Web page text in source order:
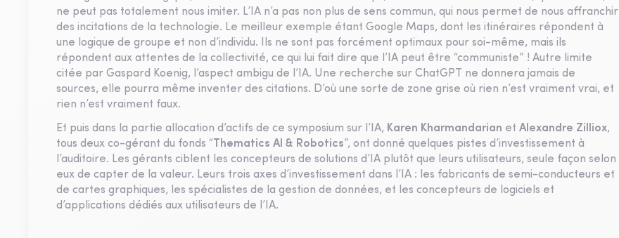
ne peut pas totalement nous imiter. L’IA n’a pas non plus de sens commun, qui nous permet de nous affranchir
des incitations de la technologie. Le meilleur exemple étant Google Maps, dont les itinéraires répondent à
une logique de groupe et non d’individu. Ils ne sont pas forcément optimaux pour soi-même, mais ils
répondent aux attentes de la collectivité, ce qui lui fait dire que l’IA peut être “communiste” ! Autre limite
citée par Gaspard Koenig, l’aspect ambigu de l’IA. Une recherche sur ChatGPT ne donnera jamais de
sources, elle pourra même inventer des citations. D’où une sorte de zone grise où rien n’est vraiment vrai, et
rien n’est vraiment faux.
Et puis dans la partie allocation d’actifs de ce symposium sur l’IA, Karen Kharmandarian et Alexandre Zilliox,
tous deux co-gérant du fonds “ Thematics AI & Robotics”, ont donné quelques pistes d’investissement à
l’auditoire. Les gérants ciblent les concepteurs de solutions d’IA plutôt que leurs utilisateurs, seule façon selon
eux de capter de la valeur. Leurs trois axes d’investissement dans l’IA : les fabricants de semi-conducteurs et
de cartes graphiques, les spécialistes de la gestion de données, et les concepteurs de logiciels et
d’applications dédiés aux utilisateurs de l’IA.